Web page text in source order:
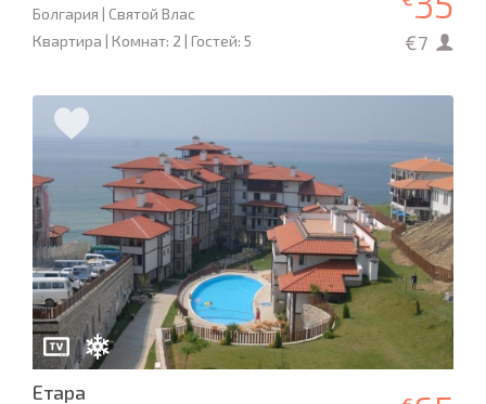
Болгария | Святой Влас
Квартира | Комнат: 2 | Гостей: 5
€7
Етара